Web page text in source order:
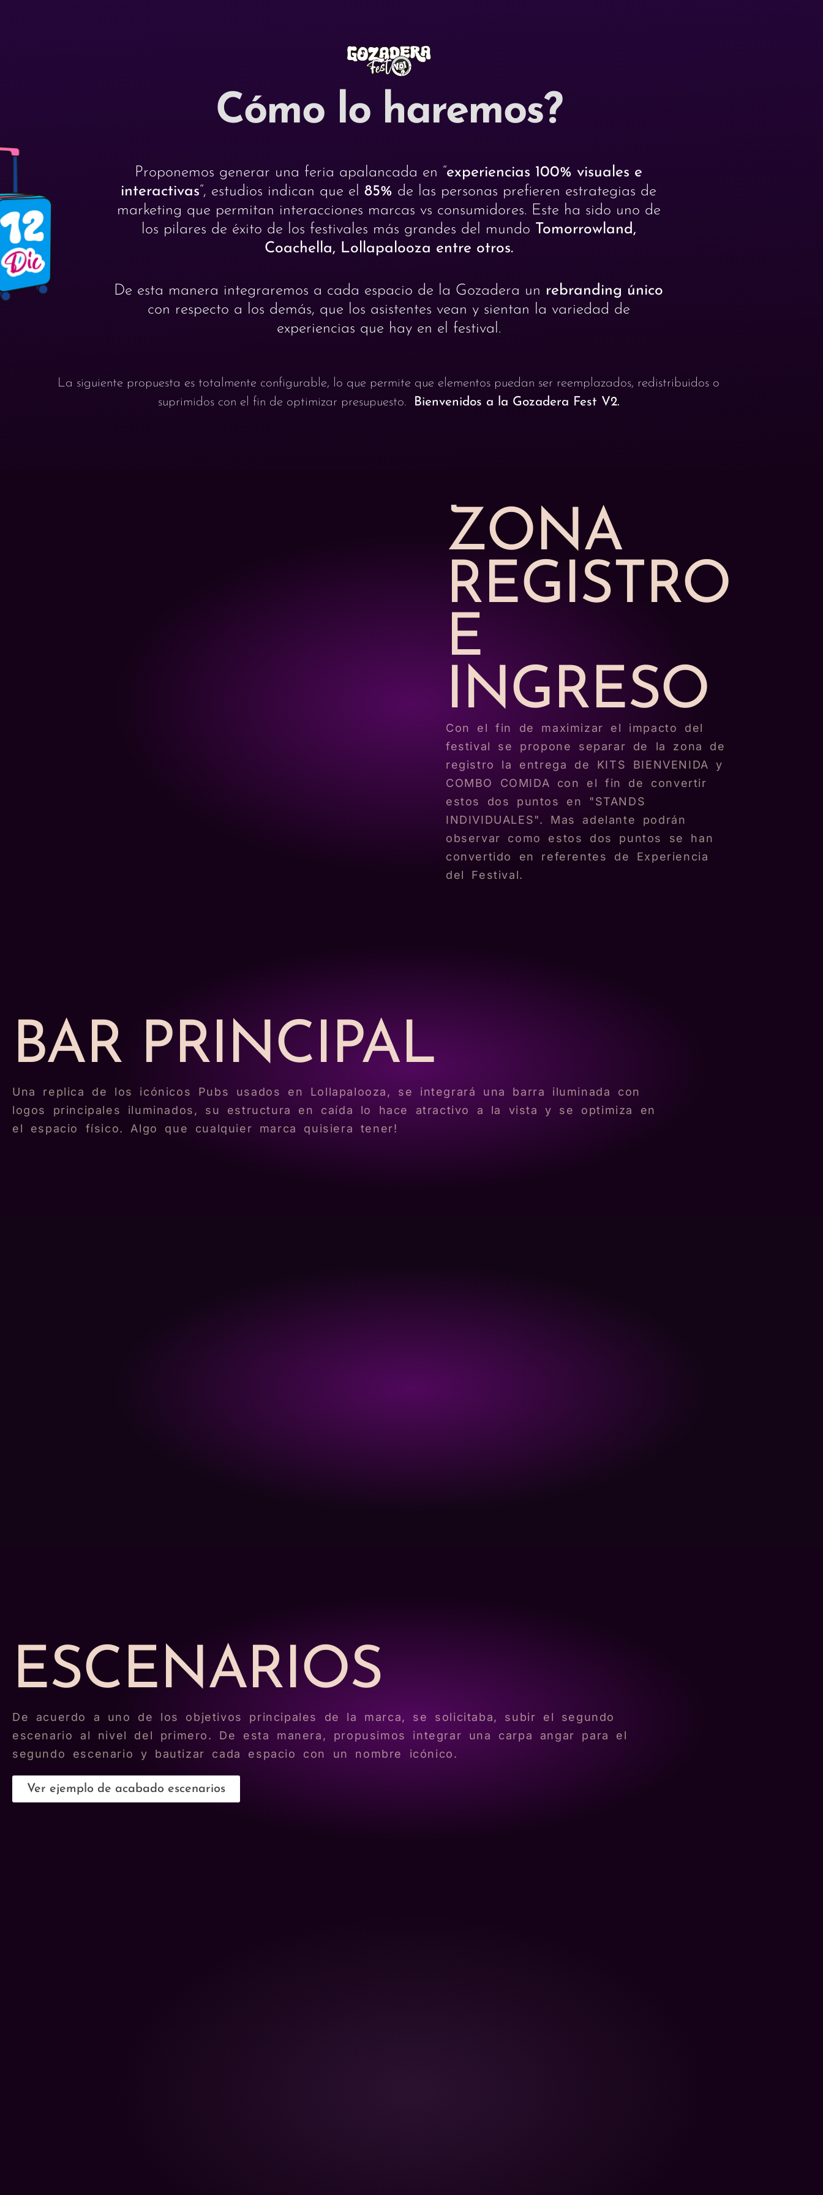
Cómo lo haremos?
Proponemos generar una feria apalancada en “experiencias 100% visuales e
interactivas“, estudios indican que el 85% de las personas prefieren estrategias de
marketing que permitan interacciones marcas vs consumidores. Este ha sido uno de
los pilares de éxito de los festivales más grandes del mundo Tomorrowland,
Coachella, Lollapalooza entre otros.
De esta manera integraremos a cada espacio de la Gozadera un rebranding único
con respecto a los demás, que los asistentes vean y sientan la variedad de
experiencias que hay en el festival.
La siguiente propuesta es totalmente configurable, lo que permite que elementos puedan ser reemplazados, redistribuidos o
suprimidos con el fin de optimizar presupuesto. Bienvenidos a la Gozadera Fest V2.
ZONA
REGISTRO
E
INGRESO
Con el fin de maximizar el impacto del
festival se propone separar de la zona de
registro la entrega de KITS BIENVENIDA y
COMBO COMIDA con el fin de convertir
estos dos puntos en "STANDS
INDIVIDUALES". Mas adelante podrán
observar como estos dos puntos se han
convertido en referentes de Experiencia
del Festival.
BAR PRINCIPAL
Una replica de los icónicos Pubs usados en Lollapalooza, se integrará una barra iluminada con
logos principales iluminados, su estructura en caída lo hace atractivo a la vista y se optimiza en
el espacio físico. Algo que cualquier marca quisiera tener!
ESCENARIOS
De acuerdo a uno de los objetivos principales de la marca, se solicitaba, subir el segundo
escenario al nivel del primero. De esta manera, propusimos integrar una carpa angar para el
segundo escenario y bautizar cada espacio con un nombre icónico.
Ver ejemplo de acabado escenarios